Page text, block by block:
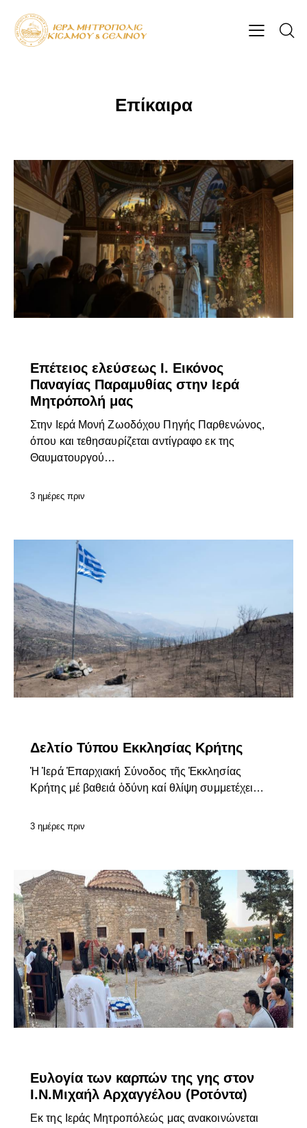
Επίκαιρα
Επέτειος ελεύσεως Ι. Εικόνος
Παναγίας Παραμυθίας στην Ιερά
Μητρόπολή μας
Στην Ιερά Μονή Ζωοδόχου Πηγής Παρθενώνος,
όπου και τεθησαυρίζεται αντίγραφο εκ της
Θαυματουργού…
3 ημέρες πριν
Δελτίο Τύπου Εκκλησίας Κρήτης
Ἡ Ἱερά Ἐπαρχιακή Σύνοδος τῆς Ἐκκλησίας
Κρήτης μέ βαθειά ὀδύνη καί θλίψη συμμετέχει…
3 ημέρες πριν
Ευλογία των καρπών της γης στον
Ι.Ν.Μιχαήλ Αρχαγγέλου (Ροτόντα)
Εκ της Ιεράς Μητροπόλεώς μας ανακοινώνεται